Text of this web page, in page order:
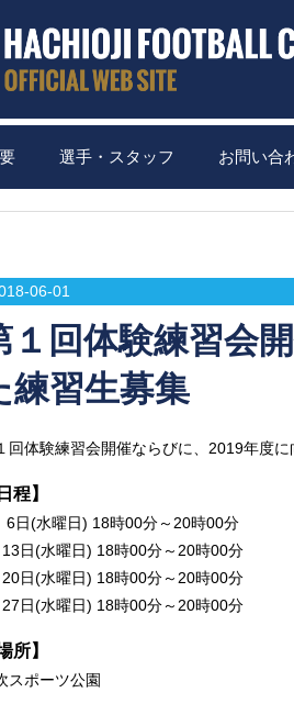
選手・スタッフ お問い合
06-01
１回体験練習会
練習生募集
回体験練習会開催ならびに、2019年度に
程】
6日(水曜日) 18時00分～20時00分
日(水曜日) 18時00分～20時00分
日(水曜日) 18時00分～20時00分
日(水曜日) 18時00分～20時00分
所】
スポーツ公園